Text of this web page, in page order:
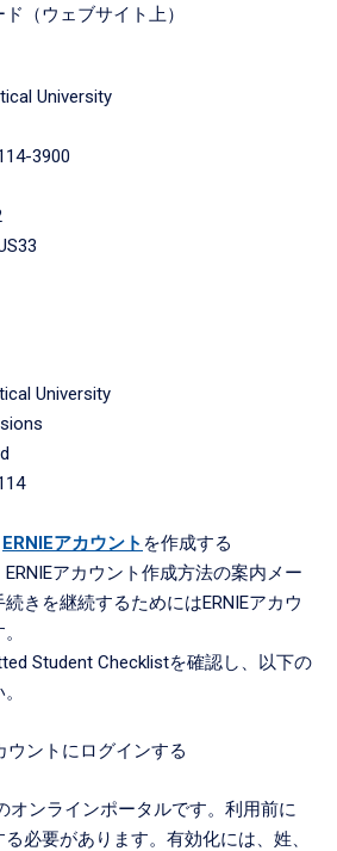
（ウェブサイト上）
University
3900
University
ERNIEアカウント を作成する
アカウント作成方法の案内メー
きを継続するためにはERNIEアカウ
Student Checklistを確認し、以下の
ウントにログインする
オンラインポータルです。利用前に
必要があります。有効化には、姓、